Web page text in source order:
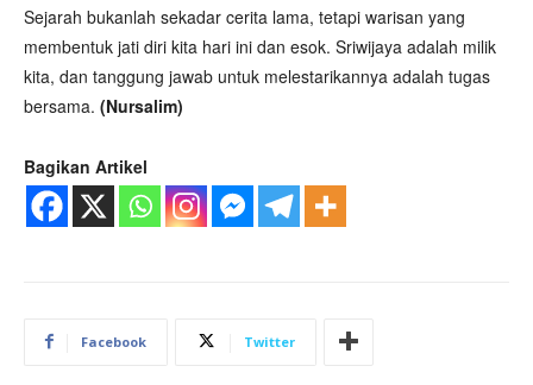
Sejarah bukanlah sekadar cerita lama, tetapi warisan yang
membentuk jati diri kita hari ini dan esok. Sriwijaya adalah milik
kita, dan tanggung jawab untuk melestarikannya adalah tugas
bersama. (Nursalim)
Bagikan Artikel
Facebook Twitter